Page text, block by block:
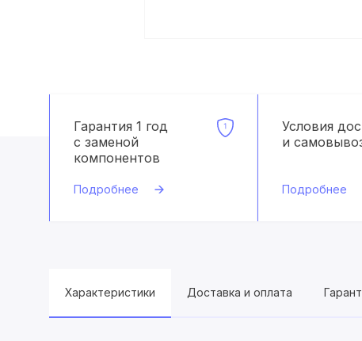
Гарантия 1 год
с заменой
компонентов
Подробнее
Условия
и
Подробнее
Характеристики Доставка и оплата